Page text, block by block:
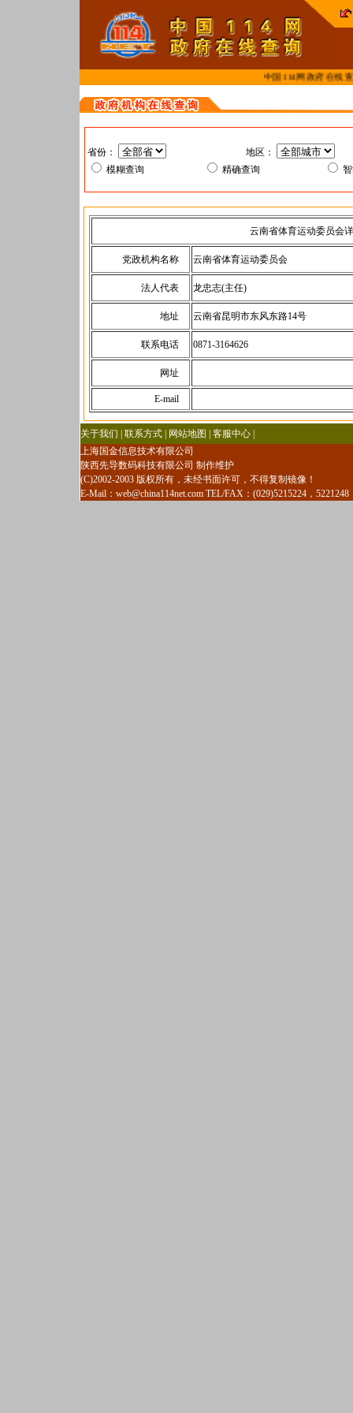
中国114网政府在线查
省份：
地区：
模糊查询
精确查询
云南省体育运动委员会
党政机构名称 云南省体育运动委员会
法人代表 龙忠志(主任)
地址 云南省昆明市东风东路14号
联系电话 0871-3164626
网址
E-mail
关于我们 | 联系方式 | 网站地图 | 客服中心 |
上海国金信息技术有限公司
陕西先导数码科技有限公司 制作维护
(C)2002-2003 版权所有，未经书面许可，不得复制镜像！
E-Mail： web@china114net.com TEL/FAX：(029)5215224，5221248